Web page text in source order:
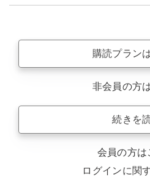
購読プラン
非会員の方
続きを
会員の方は
ログインに関